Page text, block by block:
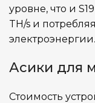
уровне, что и
TH/s и
электроэнергии.
Асики для
Стоимость